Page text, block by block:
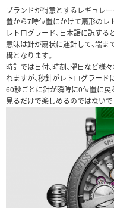
ブランドが得意とするレギュレ
置から7時位置にかけて扇形のレ
レトログラード、日本語に訳する
意味は針が扇状に運針して、端
構となります。
時計では日付、時刻、曜日など様
れますが、秒針がレトログラード
60秒ごとに針が瞬時に0位置に戻
見るだけで楽しめるのではないで